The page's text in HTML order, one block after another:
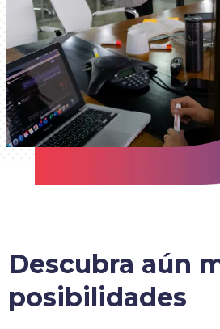
Descubra aún
posibilidades